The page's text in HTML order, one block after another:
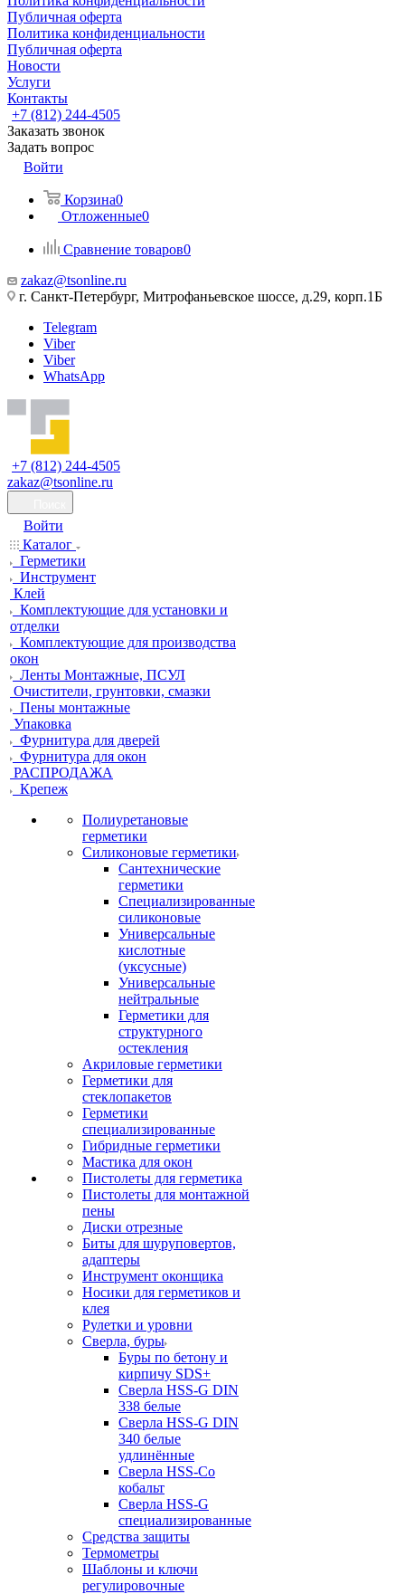
Публичная оферта
Политика конфиденциальности
Публичная оферта
Новости
Услуги
Контакты
+7 (812) 244-4505
Заказать звонок
Задать вопрос
Войти
Корзина0
Отложенные0
Сравнение товаров0
zakaz@tsonline.ru
г. Санкт-Петербург, Митрофаньевское шоссе, д.29, корп.1Б
Telegram
Viber
Viber
WhatsApp
+7 (812) 244-4505
zakaz@tsonline.ru
Войти
Каталог
Герметики
Инструмент
Клей
Комплектующие для установки и
отделки
Комплектующие для производства
окон
Ленты Монтажные, ПСУЛ
Очистители, грунтовки, смазки
Пены монтажные
Упаковка
Фурнитура для дверей
Фурнитура для окон
РАСПРОДАЖА
Крепеж
Полиуретановые
герметики
Силиконовые герметики
Сантехнические
герметики
Специализированные
силиконовые
Универсальные
кислотные
(уксусные)
Универсальные
нейтральные
Герметики для
структурного
остекления
Акриловые герметики
Герметики для
стеклопакетов
Герметики
специализированные
Гибридные герметики
Мастика для окон
Пистолеты для герметика
Пистолеты для монтажной
пены
Диски отрезные
Биты для шуруповертов,
адаптеры
Инструмент оконщика
Носики для герметиков и
клея
Рулетки и уровни
Сверла, буры
Буры по бетону и
кирпичу SDS+
Сверла HSS-G DIN
338 белые
Сверла HSS-G DIN
340 белые
удлинённые
Сверла HSS-Co
кобальт
Сверла HSS-G
специализированные
Средства защиты
Термометры
Шаблоны и ключи
регулировочные